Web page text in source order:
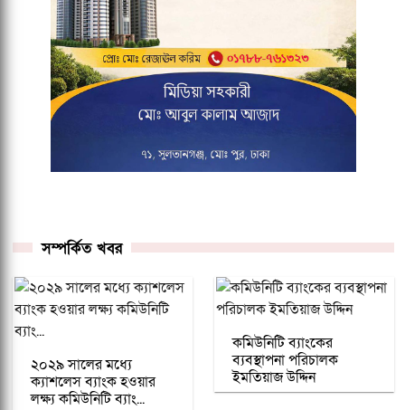
সম্পর্কিত খবর
২০২৯ সালের মধ্যে
ক্যাশলেস ব্যাংক হওয়ার
লক্ষ্য কমিউনিটি ব্যাং...
কমিউনিটি ব্যাংকের
ব্যবস্থাপনা পরিচালক
ইমতিয়াজ উদ্দিন